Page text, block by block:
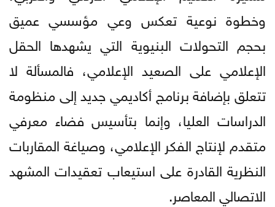
وخطوة نوعية تعكس وعي مؤسسي عميق
بحجم التحولات البنيوية التي يشهدها الحقل
الإعلامي على الصعيد الإعلامي، فالمسألة لا
تتعلق بإضافة برنامج أكاديمي جديد إلى منظومة
الدراسات العليا، وإنما بتأسيس فضاء معرفي
متقدم لإنتاج الفكر الإعلامي، وصياغة المقاربات
النظرية القادرة على استيعاب تعقيدات المشهد
الاتصالي المعاصر.